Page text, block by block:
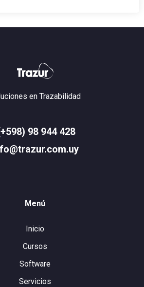
en Trazabilidad
98 944 428
Menú
Inicio
Cursos
Software
Servicios